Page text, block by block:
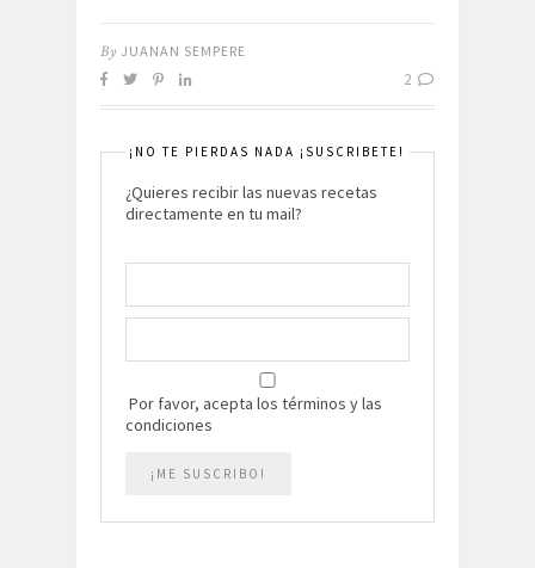
By JUANAN SEMPERE
2
¡NO TE PIERDAS NADA ¡SUSCRIBETE!
¿Quieres recibir las nuevas recetas
directamente en tu mail?
Por favor, acepta los términos y las
condiciones